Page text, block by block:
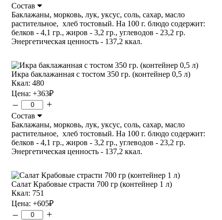
Состав
Баклажаны, морковь, лук, уксус, соль, сахар, масло
растительное, хлеб тостовый. На 100 г. блюдо содержит:
белков - 4,1 гр., жиров - 3,2 гр., углеводов - 23,2 гр.
Энергетическая ценность - 137,2 ккал.
Икра баклажанная с тостом 350 гр. (контейнер 0,5 л)
Ккал: 480
Цена: +363₽
– +
Состав
Баклажаны, морковь, лук, уксус, соль, сахар, масло
растительное, хлеб тостовый. На 100 г. блюдо содержит:
белков - 4,1 гр., жиров - 3,2 гр., углеводов - 23,2 гр.
Энергетическая ценность - 137,2 ккал.
Салат Крабовые страсти 700 гр (контейнер 1 л)
Ккал: 751
Цена: +605₽
– +